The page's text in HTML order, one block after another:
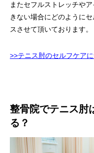
またセフルストレッチや
きない場合にどのように
スさせて頂いております。
>>テニス肘のセルフケア
整骨院でテニス肘
る？